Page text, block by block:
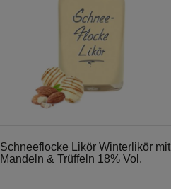
Schneeflocke Likör Winterlikör mit
Mandeln & Trüffeln 18% Vol.